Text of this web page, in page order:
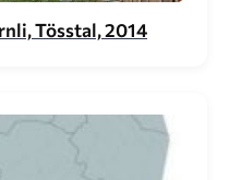
Tösstal, 2014